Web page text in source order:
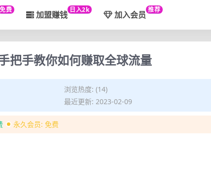
免费 加盟赚钱 日入2k 加入会员 推荐
把手教你如何赚取全球流量
浏览热度: (14)
最近更新: 2023-02-09
永久会员: 免费